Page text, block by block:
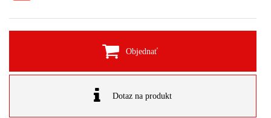
Objednať
Dotaz na produkt